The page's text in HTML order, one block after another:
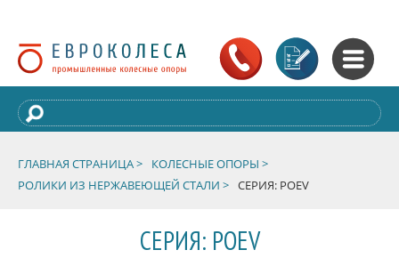
ГЛАВНАЯ СТРАНИЦА >
КОЛЕСНЫЕ ОПОРЫ >
РОЛИКИ ИЗ НЕРЖАВЕЮЩЕЙ СТАЛИ > СЕРИЯ: POEV
СЕРИЯ: POEV